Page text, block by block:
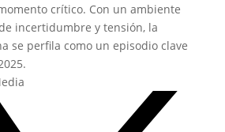
crítico. Con un ambiente
incertidumbre y tensión, la
se perfila como un episodio clave